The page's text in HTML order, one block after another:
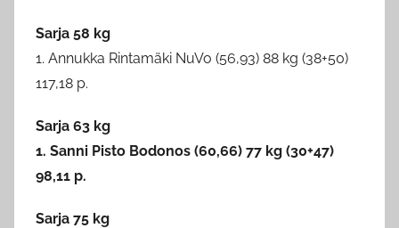
Sarja 58 kg
1. Annukka Rintamäki NuVo (56,93) 88 kg (38+50)
117,18 p.
Sarja 63 kg
1. Sanni Pisto Bodonos (60,66) 77 kg (30+47)
98,11 p.
Sarja 75 kg